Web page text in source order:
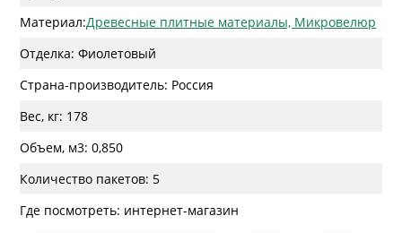
Материал:Древесные плитные материалы, Микровелюр
Отделка: Фиолетовый
Страна-производитель: Россия
Вес, кг: 178
Объем, м3: 0,850
Количество пакетов: 5
Где посмотреть: интернет-магазин